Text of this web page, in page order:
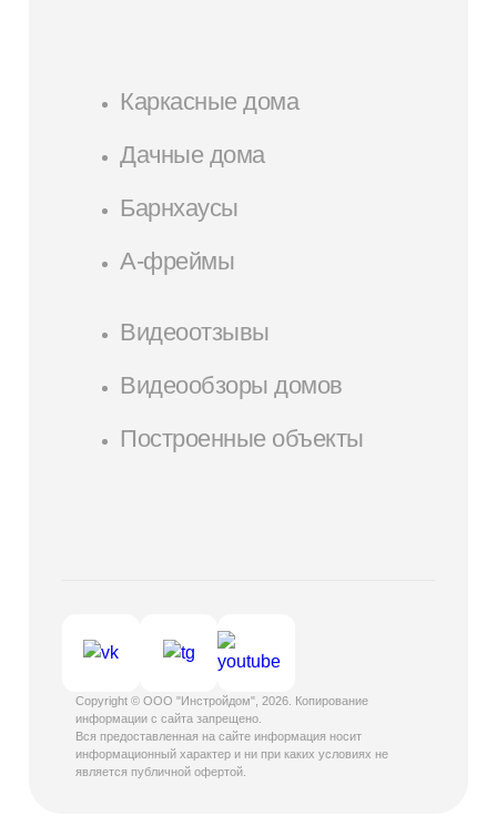
Каркасные дома
Дачные дома
Барнхаусы
А-фреймы
Видеоотзывы
Видеообзоры домов
Построенные объекты
Copyright © ООО "Инстройдом", 2026. Копирование
информации с сайта запрещено.
Вся предоставленная на сайте информация носит
информационный характер и ни при каких условиях не
является публичной офертой.